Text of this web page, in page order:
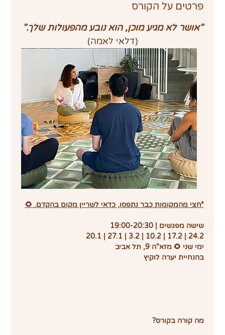
פרטים על הקורס
"אושר לא מגיע מוכן, הוא נובע מהפעולות שלך."
(דלאי לאמה)
*חצי מהמקומות כבר נתפסו, כדאי לשריין מקום בהקדם. 🌻
שישה מפגשים | 19:00-20:30
20.1 | 27.1 | 3.2 | 10.2 | 17.2 | 24.2
ימי שני 🌻 מזא"ה 9, תל אביב
בהנחיית יערה לוקיץ
מה קורה בקורס?